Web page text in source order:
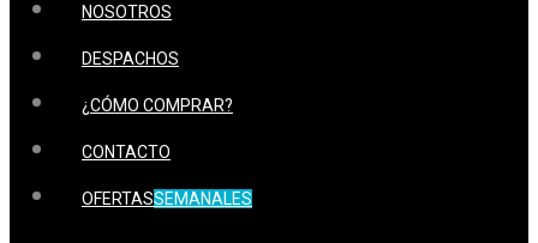
NOSOTROS
DESPACHOS
¿CÓMO COMPRAR?
CONTACTO
OFERTASSEMANALES